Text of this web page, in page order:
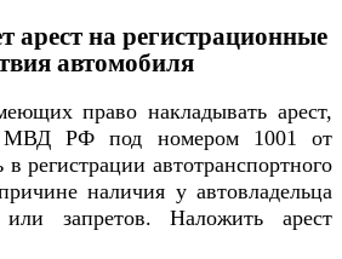
арест на регистрационные
автомобиля
право накладывать арест,
МВД РФ под номером 1001 от
регистрации автотранспортного
наличия у автовладельца
запретов. Наложить арест